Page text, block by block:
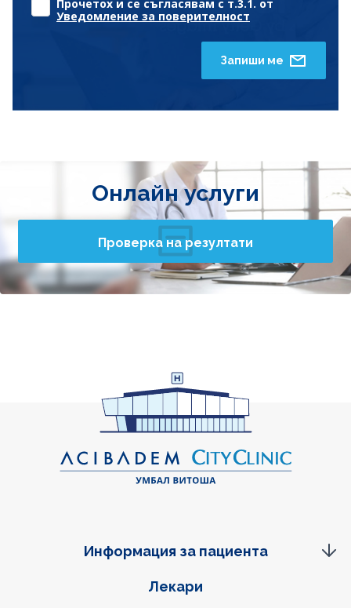
Прочетох и се съгласявам с т.3.1. от
Уведомление за поверителност
Запиши ме
Онлайн услуги
Проверка на резултати
Фуутер навигация
Лекари
Информация за пациента